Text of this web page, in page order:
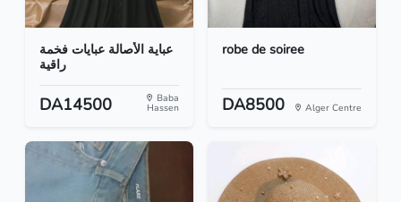
عباية الأصالة عبايات فخمة
راقية
DA14500 Baba
Hassen
robe de soiree
DA8500 Alger Centre